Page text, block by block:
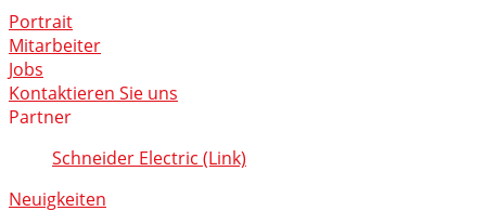
Portrait
Mitarbeiter
Jobs
Kontaktieren Sie uns
Partner
Schneider Electric (Link)
Neuigkeiten